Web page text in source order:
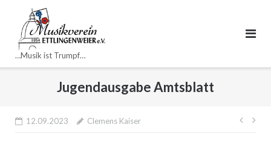
Inhalt
…Musik ist Trumpf…
Jugendausgabe Amtsblatt
12.09.2023 Clemens Kaiser